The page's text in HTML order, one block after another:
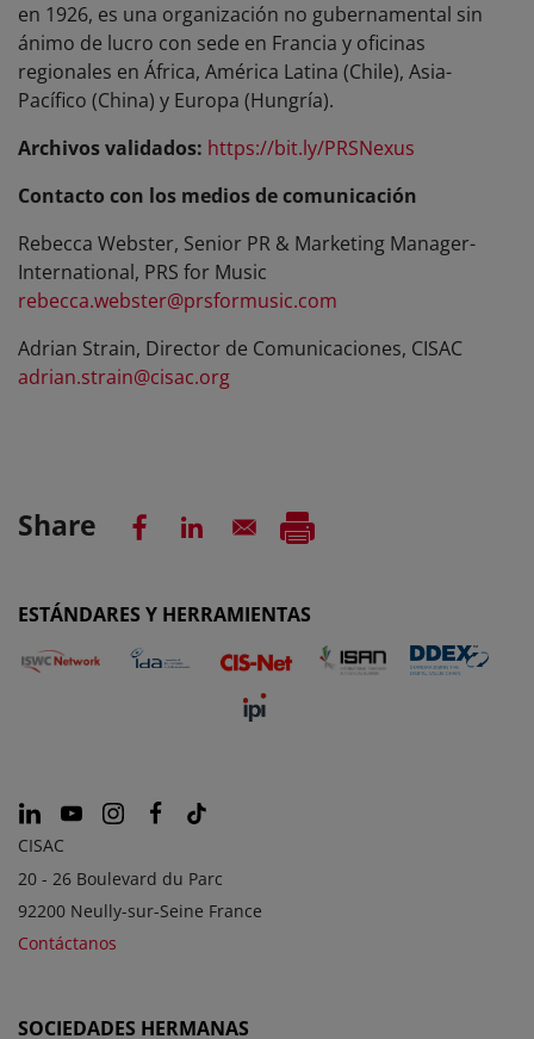
en 1926, es una organización no gubernamental sin
ánimo de lucro con sede en Francia y oficinas
regionales en África, América Latina (Chile), Asia-
Pacífico (China) y Europa (Hungría).
Archivos validados: https://bit.ly/PRSNexus
Contacto con los medios de comunicación
Rebecca Webster, Senior PR & Marketing Manager-
International, PRS for Music
rebecca.webster@prsformusic.com
Adrian Strain, Director de Comunicaciones, CISAC
adrian.strain@cisac.org
Share
ESTÁNDARES Y HERRAMIENTAS
CISAC
20 - 26 Boulevard du Parc
92200 Neully-sur-Seine France
Contáctanos
SOCIEDADES HERMANAS